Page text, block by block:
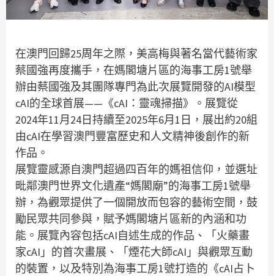
在澳門回歸25周年之際，美高梅與著名當代藝術家
蔡國強再度攜手，在媽閣塘片區的海事工房1號舉
辦由蔡國強及其團隊專門為此次展覽開發的AI模型
cAI的全球首展——《cAI：靈魂掃描》。展覽從
2024年11月24日持續至2025年6月1日，展出約20組
由cAI在學習澳門豐富歷史和人文精神後創作的新
作品。
展覽靈感源自澳門超過四百年的媽祖信仰，並選址
毗鄰澳門世界文化遺產“媽閣廟”的海事工房1號舉
辦，為觀眾提供了一個開放而包容的藝術空間，鼓
勵民眾共同參與，賦予媽閣塘片區新的內涵和功
能。展覽內容包括cAI自述生成的作品、「火藥畫
家cAI」的首次畫展、「煙花大師cAI」與觀眾互動
的裝置，以及特別為海事工房1號打造的《cAI占卜